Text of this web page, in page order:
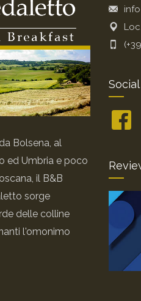
Bolsena, al
ed Umbria e poco
il B&B
sorge
delle colline
l'omonimo
Social